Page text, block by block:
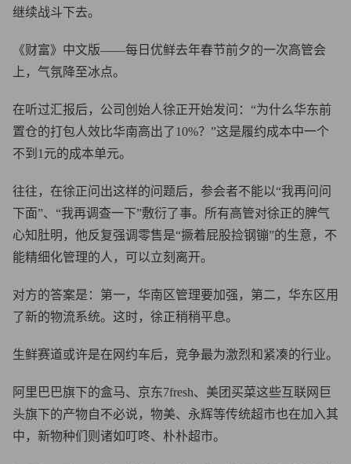
继续战斗下去。
《财富》中文版——每日优鲜去年春节前夕的一次高管会
上，气氛降至冰点。
在听过汇报后，公司创始人徐正开始发问：“为什么华东前
置仓的打包人效比华南高出了10%？”这是履约成本中一个
不到1元的成本单元。
往往，在徐正问出这样的问题后，参会者不能以“我再问问
下面”、“我再调查一下”敷衍了事。所有高管对徐正的脾气
心知肚明，他反复强调零售是“撅着屁股捡钢镚”的生意，不
能精细化管理的人，可以立刻离开。
对方的答案是：第一，华南区管理要加强，第二，华东区用
了新的物流系统。这时，徐正稍稍平息。
生鲜赛道或许是在网约车后，竞争最为激烈和紧凑的行业。
阿里巴巴旗下的盒马、京东7fresh、美团买菜这些互联网巨
头旗下的产物自不必说，物美、永辉等传统超市也在加入其
中，新物种们则诸如叮咚、朴朴超市。